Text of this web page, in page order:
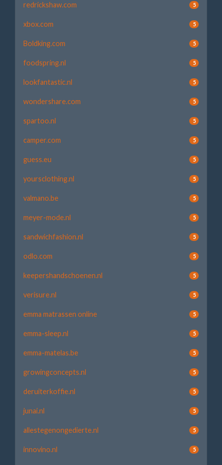
redrickshaw.com 5
xbox.com 5
Boldking.com 5
foodspring.nl 5
lookfantastic.nl 5
wondershare.com 5
spartoo.nl 5
camper.com 5
guess.eu 5
yoursclothing.nl 5
valmano.be 5
meyer-mode.nl 5
sandwichfashion.nl 5
odlo.com 5
keepershandschoenen.nl 5
verisure.nl 5
emma matrassen online 5
emma-sleep.nl 5
emma-matelas.be 5
growingconcepts.nl 5
deruiterkoffie.nl 5
junai.nl 5
allestegenongedierte.nl 5
innovino.nl 5